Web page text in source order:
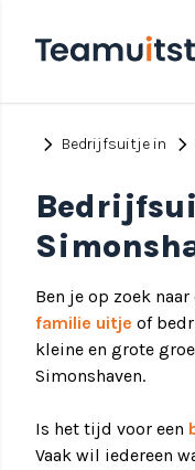
chevron_right Bedrijfsuitje in chevron_right
Ben je op zoek
familie uitje of
kleine en grote
Simonshaven.
Is het tijd voor een
Vaak wil iedereen